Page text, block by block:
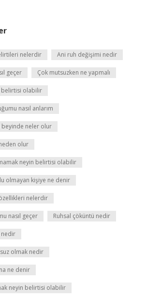
nelerdir Ani ruh değişimi nedir
geçer Çok mutsuzken ne yapmalı
belirtisi olabilir
nasıl anlarım
neler olur
olur
neyin belirtisi olabilir
olmayan kişiye ne denir
nelerdir
nasıl geçer Ruhsal çöküntü nedir
nedir
olmak nedir
ne denir
neyin belirtisi olabilir